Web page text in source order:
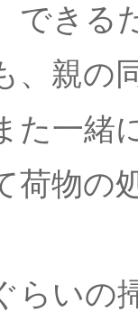
できる
、親の
た一緒
荷物の
らい